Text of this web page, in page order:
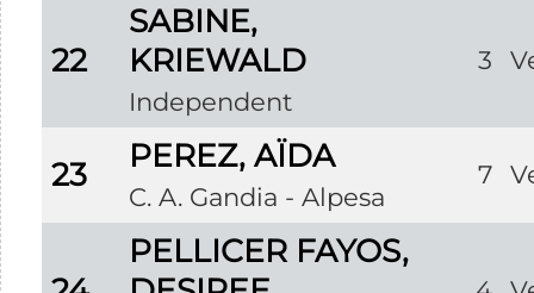
22
SABINE,
KRIEWALD
Independent
3
23 PEREZ, AÏDA
C. A. Gandia - Alpesa
7
PELLICER FAYOS,